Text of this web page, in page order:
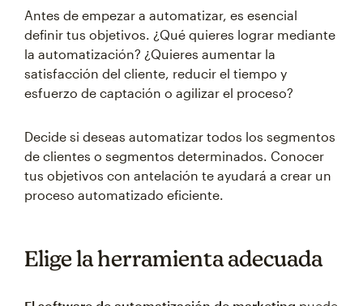
Antes de empezar a automatizar, es esencial
definir tus objetivos. ¿Qué quieres lograr mediante
la automatización? ¿Quieres aumentar la
satisfacción del cliente, reducir el tiempo y
esfuerzo de captación o agilizar el proceso?
Decide si deseas automatizar todos los segmentos
de clientes o segmentos determinados. Conocer
tus objetivos con antelación te ayudará a crear un
proceso automatizado eficiente.
Elige la herramienta adecuada